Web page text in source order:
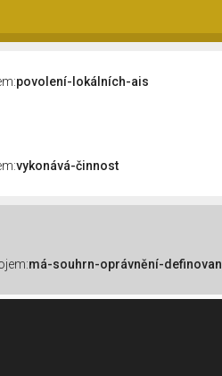
povolení-lokálních-ais
vykonává-činnost
má-souhrn-oprávnění-